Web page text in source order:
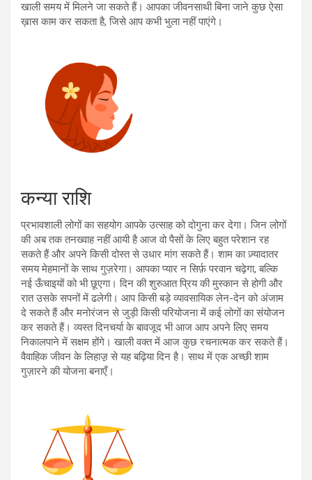
खाली समय में मिलने जा सकते हैं। आपका जीवनसाथी बिना जाने कुछ ऐसा
ख़ास काम कर सकता है, जिसे आप कभी भुला नहीं पाएंगे।
कन्या राशि
प्रभावशाली लोगों का सहयोग आपके उत्साह को दोगुना कर देगा। जिन लोगों
की अब तक तनख्वाह नहीं आयी है आज वो पैसों के लिए बहुत परेशान रह
सकते हैं और अपने किसी दोस्त से उधार मांग सकते हैं। शाम का ज़्यादातर
समय मेहमानों के साथ गुज़रेगा। आपका प्यार न सिर्फ़ परवान चढ़ेगा, बल्कि
नई ऊँचाइयों को भी छूएगा। दिन की शुरुआत प्रिय की मुस्कान से होगी और
रात उसके सपनों में ढलेगी। आप किसी बड़े व्यावसायिक लेन-देन को अंजाम
दे सकते हैं और मनोरंजन से जुड़ी किसी परियोजना में कई लोगों का संयोजन
कर सकते हैं। व्यस्त दिनचर्या के बावजूद भी आज आप अपने लिए समय
निकालपाने में सक्षम होंगे। खाली वक्त में आज कुछ रचनात्मक कर सकते हैं।
वैवाहिक जीवन के लिहाज़़ से यह बढ़िया दिन है। साथ में एक अच्छी शाम
गुज़ारने की योजना बनाएँ।